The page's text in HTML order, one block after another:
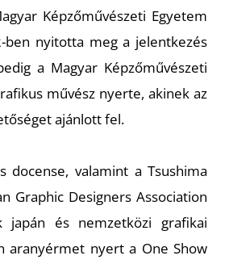
Képzőművészeti Egyetem
nyitotta meg a jelentkezés
a Magyar Képzőművészeti
művész nyerte, akinek az
ajánlott fel.
docense, valamint a Tsushima
Graphic Designers Association
japán és nemzetközi grafikai
aranyérmet nyert a One Show